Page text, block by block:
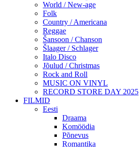
World / New-age
Folk
Country / Americana
Reggae
Šansoon / Chanson
Šlaager / Schlager
Italo Disco
Jõulud / Christmas
Rock and Roll
MUSIC ON VINYL
RECORD STORE DAY 2025
FILMID
Eesti
Draama
Komöödia
Põnevus
Romantika